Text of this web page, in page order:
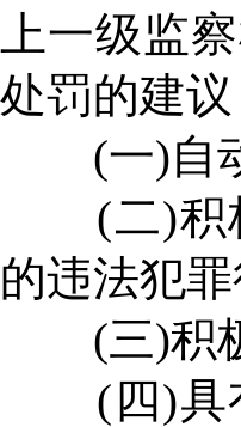
上一级监
处罚的建议
(一)自动
(二)积极
的违法犯罪
(三)积极
(四)具有